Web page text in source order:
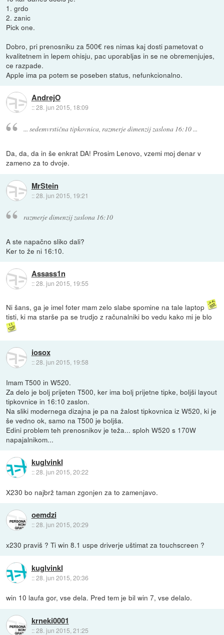
1. grdo
2. zanic
Pick one.
Dobro, pri prenosniku za 500€ res nimas kaj dosti pametovat o
kvalitetnem in lepem ohisju, pac uporabljas in se ne obremenjujes,
ce razpade.
Apple ima pa potem se poseben status, nefunkcionalno.
AndrejO
::28. jun 2015, 18:09
... sedemvrstična tipkovnica, razmerje dimenzij zaslona 16:10 ...
Da, da, da in še enkrat DA! Prosim Lenovo, vzemi moj denar v
zameno za to dvoje.
MrStein
::28. jun 2015, 19:21
razmerje dimenzij zaslona 16:10
A ste napačno sliko dali?
Ker to že ni 16:10.
Assass1n
::28. jun 2015, 19:55
Ni šans, ga je imel foter mam zelo slabe spomine na tale laptop
tisti, ki ma starše pa se trudjo z računalniki bo vedu kako mi je blo
iosox
::28. jun 2015, 19:58
Imam T500 in W520.
Za delo je bolj prijeten T500, ker ima bolj prijetne tipke, boljši layout
tipkovnice in 16:10 zaslon.
Na sliki modernega dizajna je pa na žalost tipkovnica iz W520, ki je
še vedno ok, samo na T500 je boljša.
Edini problem teh prenosnikov je teža... sploh W520 s 170W
napajalnikom...
kuglvinkl
::28. jun 2015, 20:22
X230 bo najbrž taman zgonjen za to zamenjavo.
oemdzi
::28. jun 2015, 20:29
x230 praviš ? Ti win 8.1 uspe driverje uštimat za touchscreen ?
kuglvinkl
::28. jun 2015, 20:36
win 10 laufa gor, vse dela. Pred tem je bil win 7, vse delalo.
krneki0001
::28. jun 2015, 21:25